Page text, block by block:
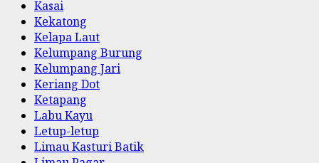
Kasai
Kekatong
Kelapa Laut
Kelumpang Burung
Kelumpang Jari
Keriang Dot
Ketapang
Labu Kayu
Letup-letup
Limau Kasturi Batik